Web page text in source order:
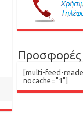
Προσφορές
[multi-feed-
nocache="1"]